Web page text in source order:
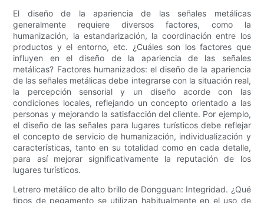
El diseño de la apariencia de las señales metálicas
generalmente requiere diversos factores, como la
humanización, la estandarización, la coordinación entre los
productos y el entorno, etc. ¿Cuáles son los factores que
influyen en el diseño de la apariencia de las señales
metálicas? Factores humanizados: el diseño de la apariencia
de las señales metálicas debe integrarse con la situación real,
la percepción sensorial y un diseño acorde con las
condiciones locales, reflejando un concepto orientado a las
personas y mejorando la satisfacción del cliente. Por ejemplo,
el diseño de las señales para lugares turísticos debe reflejar
el concepto de servicio de humanización, individualización y
características, tanto en su totalidad como en cada detalle,
para así mejorar significativamente la reputación de los
lugares turísticos.
Letrero metálico de alto brillo de Dongguan: Integridad. ¿Qué
tipos de pegamento se utilizan habitualmente en el uso de